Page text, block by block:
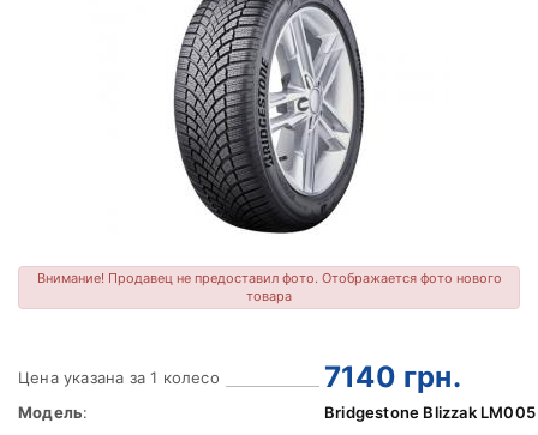
Внимание! Продавец не предоставил фото. Отображается фото нового
товара
Цена указана за 1 колесо 7140 грн.
Модель:
Bridgestone Blizzak LM005